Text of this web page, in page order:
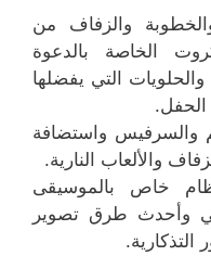
والزفاف من
الخاصة بالدعوة
التي يفضلها
الحفل.
والسرفيس واستضافة
والألعاب النارية.
خاص بالموسيقى
وأحدث طرق تصوير
التذكارية.